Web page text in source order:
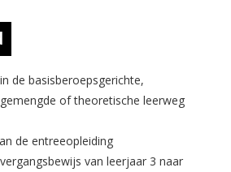
de basisberoepsgerichte,
of theoretische leerweg
de entreeopleiding
van leerjaar 3 naar